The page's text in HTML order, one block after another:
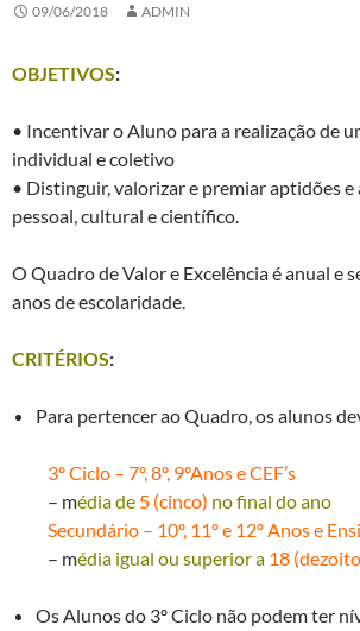
09/06/2018 ADMIN
OBJETIVOS:
• Incentivar o Aluno para a realização de
individual e coletivo
• Distinguir, valorizar e premiar aptidões
pessoal, cultural e científico.
O Quadro de Valor e Excelência é anual e
anos de escolaridade.
CRITÉRIOS:
Para pertencer ao Quadro, os alunos
3º Ciclo – 7º, 8º, 9ºAnos e CEF’s
– média de 5 (cinco) no final do ano
Secundário – 10º, 11º e 12º Anos e
– média igual ou superior a 18
Os Alunos do 3º Ciclo não podem ter